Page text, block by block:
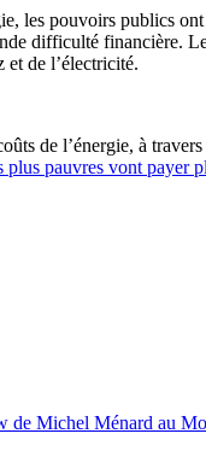
les pouvoirs publics
difficulté financière.
et de l’électricité.
de l’énergie, à
pauvres vont payer
de Michel Ménard au